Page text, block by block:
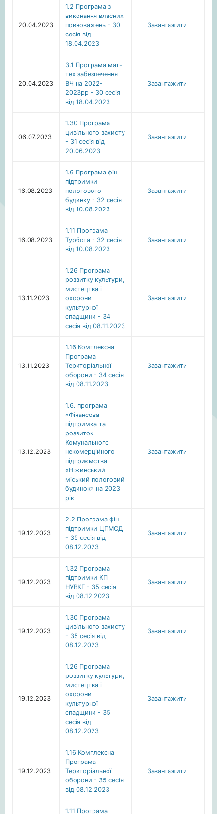
20.04.2023
1.2 Програма з
виконання власних
повноважень - 30
сесія від
18.04.2023
Завантажити
20.04.2023
3.1 Програма мат-
тех забезпечення
ВЧ на 2022-
2023рр - 30 сесія
від 18.04.2023
Завантажити
06.07.2023
1.30 Програма
цивільного захисту
- 31 сесія від
20.06.2023
Завантажити
16.08.2023
1.6 Програма фін
підтримки
пологового
будинку - 32 сесія
від 10.08.2023
Завантажити
16.08.2023
1.11 Програма
Турбота - 32 сесія
від 10.08.2023
Завантажити
13.11.2023
1.26 Програма
розвитку культури,
мистецтва i
охорони
культурної
спадщини - 34
сесія від 08.11.2023
Завантажити
13.11.2023
1.16 Комплексна
Програма
Територіальної
оборони - 34 сесія
від 08.11.2023
Завантажити
13.12.2023
1.6. програма
«Фінансова
підтримка та
розвиток
Комунального
некомерційного
підприємства
«Ніжинський
міський пологовий
будинок» на 2023
рік
Завантажити
19.12.2023
2.2 Програма фін
підтримки ЦПМСД
- 35 сесія від
08.12.2023
Завантажити
19.12.2023
1.32 Програма
підтримки КП
НУВКГ - 35 сесія
від 08.12.2023
Завантажити
19.12.2023
1.30 Програма
цивільного захисту
- 35 сесія від
08.12.2023
Завантажити
19.12.2023
1.26 Програма
розвитку культури,
мистецтва i
охорони
культурної
спадщини - 35
сесія від
08.12.2023
Завантажити
19.12.2023
1.16 Комплексна
Програма
Територіальної
оборони - 35 сесія
від 08.12.2023
Завантажити
1.11 Програма